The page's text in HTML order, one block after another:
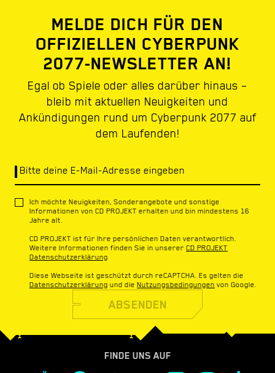
MELDE DICH FÜR DEN
OFFIZIELLEN CYBERPUNK
2077-NEWSLETTER AN!
Egal ob Spiele oder alles darüber hinaus –
bleib mit aktuellen Neuigkeiten und
Ankündigungen rund um Cyberpunk 2077 auf
dem Laufenden!
Bitte deine E-Mail-Adresse eingeben
Ich möchte Neuigkeiten, Sonderangebote und sonstige
Informationen von CD PROJEKT erhalten und bin mindestens 16
Jahre alt.
CD PROJEKT ist für Ihre persönlichen Daten verantwortlich.
Weitere Informationen finden Sie in unserer CD PROJEKT
Datenschutzerklärung
Diese Webseite ist geschützt durch reCAPTCHA. Es gelten die
Datenschutzerklärung und die Nutzungsbedingungen von Google.
ABSENDEN
FINDE UNS AUF